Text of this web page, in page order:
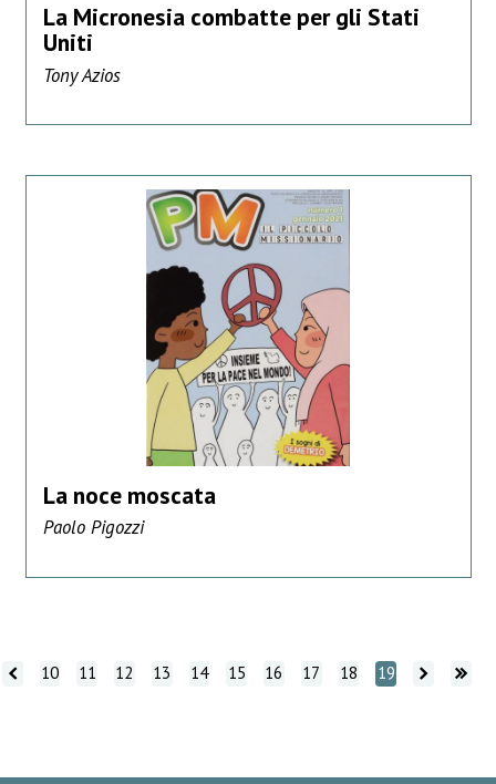
La Micronesia combatte per gli Stati
Uniti
Tony Azios
La noce moscata
Paolo Pigozzi
10 11 12 13 14 15 16 17 18 19Vai avanti
Vai avanti